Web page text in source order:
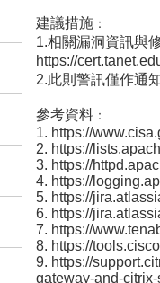
建議措施 ：
1.相關漏洞資訊與
https://
2.此則警訊僅作通
參考資料 ：
1. https://
2. https://
3. https://
4. https://
5. https://
6. https://
7. https://
8. https://
9. https://
gateway-and-